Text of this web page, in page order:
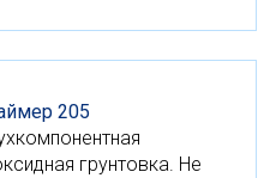
205
грунтовка. Не